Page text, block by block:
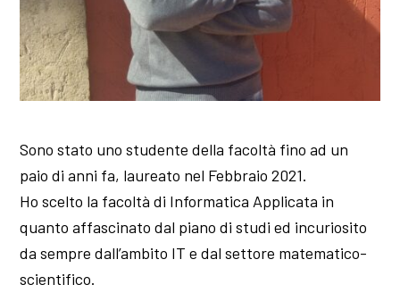
Sono stato uno studente della facoltà fino ad un
paio di anni fa, laureato nel Febbraio 2021.
Ho scelto la facoltà di Informatica Applicata in
quanto affascinato dal piano di studi ed incuriosito
da sempre dall’ambito IT e dal settore matematico-
scientifico.